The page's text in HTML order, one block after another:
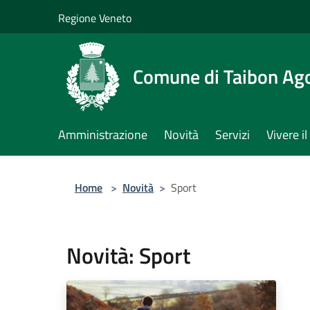
Regione Veneto
Comune di Taibon
Amministrazione Novità Servizi Vivere
Home > Novità > Sport
Novità: Sport